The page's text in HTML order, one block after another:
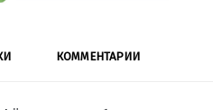
КОММЕНТАРИИ